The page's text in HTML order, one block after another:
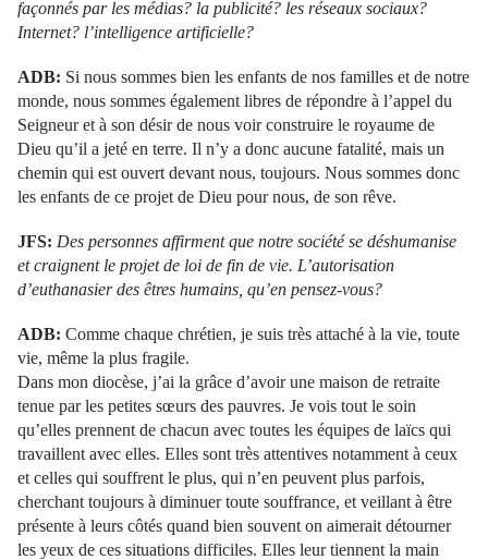
façonnés par les médias? la publicité? les réseaux sociaux?
Internet? l’intelligence artificielle?
ADB: Si nous sommes bien les enfants de nos familles et de notre
monde, nous sommes également libres de répondre à l’appel du
Seigneur et à son désir de nous voir construire le royaume de
Dieu qu’il a jeté en terre. Il n’y a donc aucune fatalité, mais un
chemin qui est ouvert devant nous, toujours. Nous sommes donc
les enfants de ce projet de Dieu pour nous, de son rêve.
JFS: Des personnes affirment que notre société se déshumanise
et craignent le projet de loi de fin de vie. L’autorisation
d’euthanasier des êtres humains, qu’en pensez-vous?
ADB: Comme chaque chrétien, je suis très attaché à la vie, toute
vie, même la plus fragile.
Dans mon diocèse, j’ai la grâce d’avoir une maison de retraite
tenue par les petites sœurs des pauvres. Je vois tout le soin
qu’elles prennent de chacun avec toutes les équipes de laïcs qui
travaillent avec elles. Elles sont très attentives notamment à ceux
et celles qui souffrent le plus, qui n’en peuvent plus parfois,
cherchant toujours à diminuer toute souffrance, et veillant à être
présente à leurs côtés quand bien souvent on aimerait détourner
les yeux de ces situations difficiles. Elles leur tiennent la main